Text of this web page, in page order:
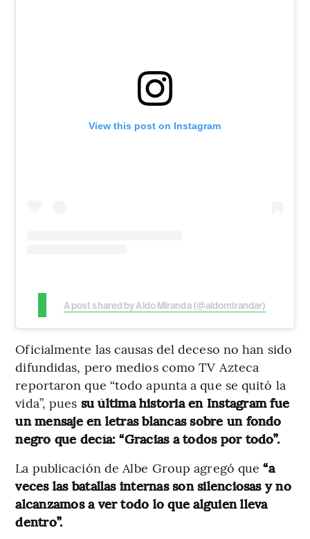
View this post on Instagram
A post shared by Aldo Miranda (@aldomirandar)
Oficialmente las causas del deceso no han sido
difundidas, pero medios como TV Azteca
reportaron que “todo apunta a que se quitó la
vida”, pues su última historia en Instagram fue
un mensaje en letras blancas sobre un fondo
negro que decía: “Gracias a todos por todo”.
La publicación de Albe Group agregó que“a
veces las batallas internas son silenciosas y no
alcanzamos a ver todo lo que alguien lleva
dentro”.